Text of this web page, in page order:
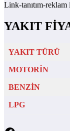
Link-tanıtım-
YAKIT
YAKIT TÜRÜ
MOTORİN
BENZİN
LPG